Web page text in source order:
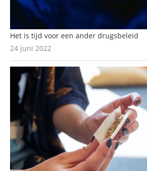
Het is tijd voor een ander drugsbeleid
24 juni 2022